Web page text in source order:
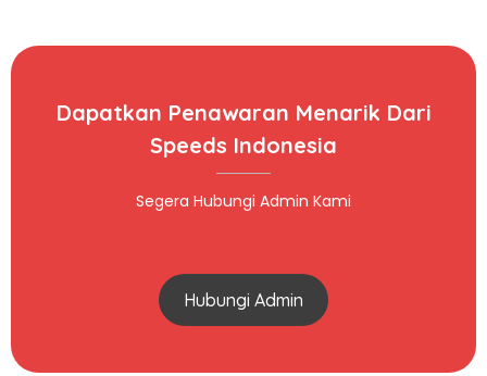
Dapatkan Penawaran Menarik Dari
Speeds Indonesia
Segera Hubungi Admin Kami
Hubungi Admin